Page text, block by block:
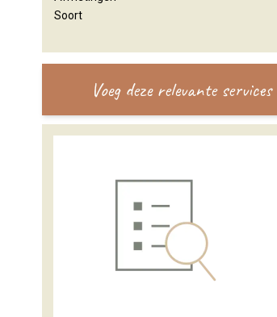
Soort
Voeg deze relevante